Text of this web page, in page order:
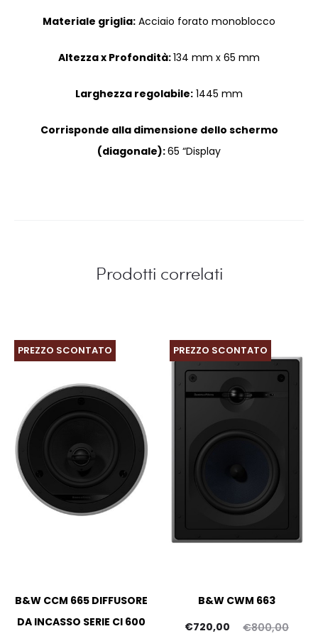
Materiale griglia: Acciaio forato monoblocco
Altezza x Profondità:134 mm x 65 mm
Larghezza regolabile: 1445 mm
Corrisponde alla dimensione dello schermo
(diagonale):65 “Display
Prodotti correlati
PREZZO SCONTATO
B&W CCM 665 DIFFUSORE
DA INCASSO SERIE CI 600
PREZZO SCONTATO
B&W CWM 663
€800,00
Il
€720,00